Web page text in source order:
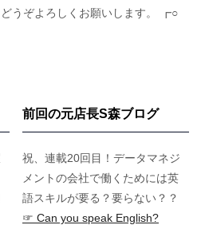
うぞよろしくお願いします。 ┏○
前回の元店長S森ブログ
祝、連載20回目！データマネジ
メントの会社で働くためには英
語スキルが要る？要らない？？
☞ Can you speak English?